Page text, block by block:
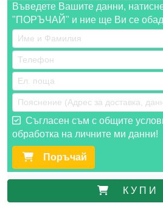
Въведете Вашите данни,
"ПОРЪЧАЙ" и ние ще Ви се
Съгласен съм с общите
обработка на личните ми данни!
Поръчай
К У П